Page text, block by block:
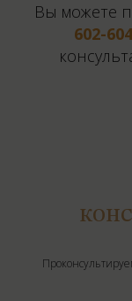
Вы можете
602-604